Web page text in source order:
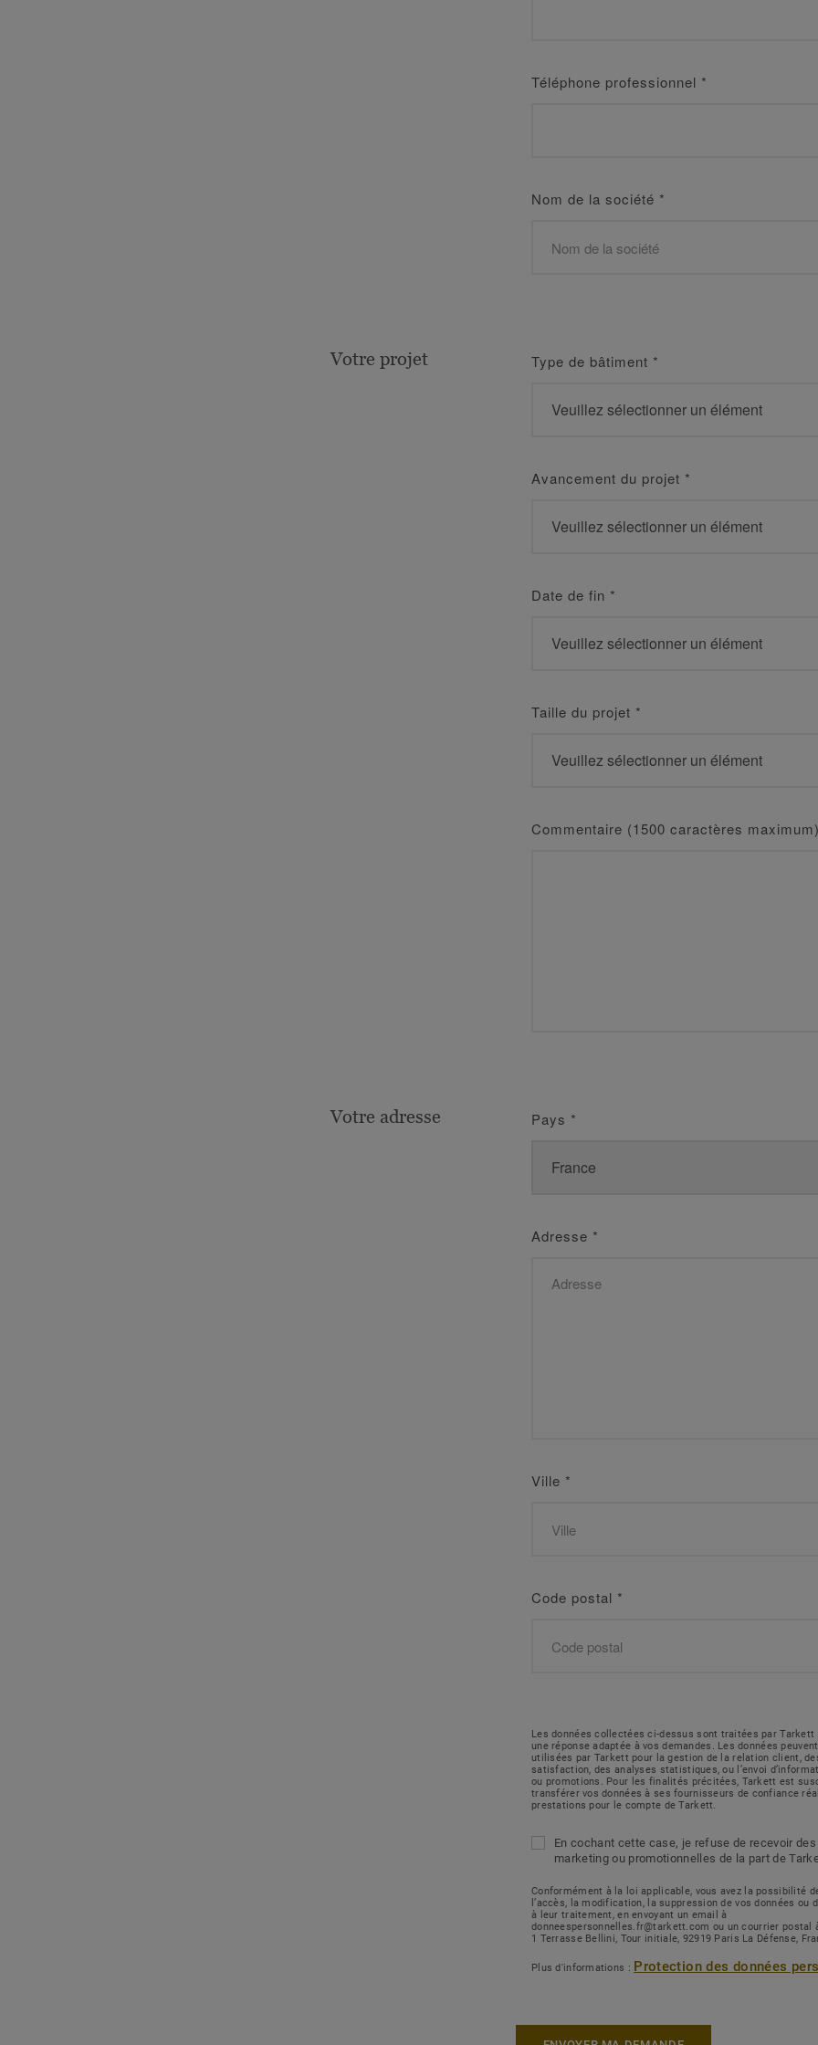
Téléphone professionnel *
Nom de la société *
Votre projet Type de bâtiment *
Avancement du projet *
Date de fin *
Taille du projet *
Commentaire (1500 caractères
Votre adresse Pays *
Adresse *
Ville *
Code postal *
Les données collectées ci-dessus sont traitées par
une réponse adaptée à vos demandes. Les données
utilisées par Tarkett pour la gestion de la relation client,
satisfaction, des analyses statistiques, ou l’envoi
ou promotions. Pour les finalités précitées, Tarkett est
transférer vos données à ses fournisseurs de confiance
prestations pour le compte de Tarkett.
En cochant cette case, je refuse de recevoir
marketing ou promotionnelles de la part de
Conformément à la loi applicable, vous avez la possibilité
l’accès, la modification, la suppression de vos données ou
à leur traitement, en envoyant un email à
donneespersonnelles.fr@tarkett.com ou un courrier postal
1 Terrasse Bellini, Tour initiale, 92919 Paris La Défense,
Plus d'informations : Protection des données